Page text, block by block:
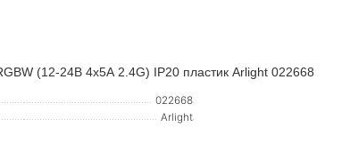
(12-24В 4х5А 2.4G) IP20 пластик Arlight 022668
022668
Arlight